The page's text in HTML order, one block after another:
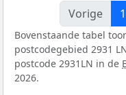
Vorige
1
Bovenstaande tabel
postcodegebied 2931
postcode 2931LN in de
2026.